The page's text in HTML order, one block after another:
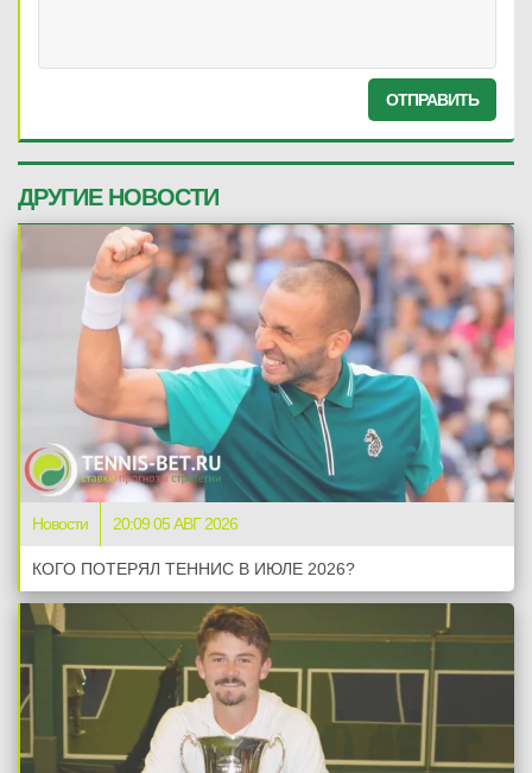
ОТПРАВИТЬ
ДРУГИЕ НОВОСТИ
Новости 20:09 05 АВГ 2026
КОГО ПОТЕРЯЛ ТЕННИС В ИЮЛЕ 2026?